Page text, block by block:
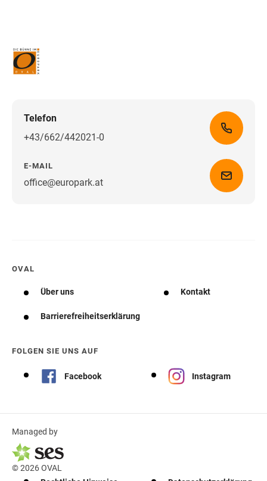
Telefon
+43/662/442021-0
E-MAIL
office@europark.atWegbeschreibung erhalten
OVAL
Über uns Kontakt
Barrierefreiheitserklärung
FOLGEN SIE UNS AUF
Facebook Instagram
Managed by
© 2026 OVAL